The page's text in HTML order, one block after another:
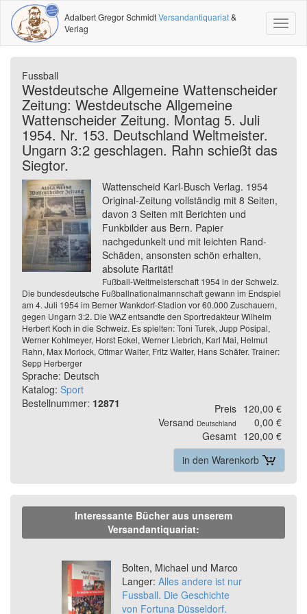
Adalbert Gregor SchmidtVersandantiquariat&
Verlag
Fussball
Westdeutsche Allgemeine Wattenscheider
Zeitung: Westdeutsche Allgemeine
Wattenscheider Zeitung. Montag 5. Juli
1954. Nr. 153. Deutschland Weltmeister.
Ungarn 3:2 geschlagen. Rahn schießt das
Siegtor.
Wattenscheid Karl-Busch Verlag. 1954
Original-Zeitung vollständig mit 8 Seiten,
davon 3 Seiten mit Berichten und
Funkbilder aus Bern. Papier
nachgedunkelt und mit leichten Rand-
Schäden, ansonsten schön erhalten,
absolute Rarität!
Fußball-Weltmeisterschaft 1954 in der Schweiz.
Die bundesdeutsche Fußballnationalmannschaft gewann im Endspiel
am 4. Juli 1954 im Berner Wankdorf-Stadion vor 60.000 Zuschauern,
gegen Ungarn 3:2. Die WAZ entsandte den Sportredakteur Wilhelm
Herbert Koch in die Schweiz. Es spielten: Toni Turek, Jupp Posipal,
Werner Kohlmeyer, Horst Eckel, Werner Liebrich, Karl Mai, Helmut
Rahn, Max Morlock, Ottmar Walter, Fritz Walter, Hans Schäfer. Trainer:
Sepp Herberger
Sprache: Deutsch
Katalog: Sport
Bestellnummer: 12871 Preis 120,00 €
Versand Deutschland
0,00 €
Gesamt 120,00 €
in den Warenkorb
Interessante Bücher aus unserem
Versandantiquariat:
Bolten, Michael und Marco
Langer: Alles andere ist nur
Fussball. Die Geschichte
von Fortuna Düsseldorf.
Previous